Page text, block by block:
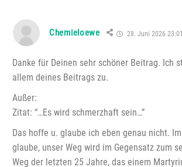
Chemieloewe 28. Juni 2026 23:01
Danke für Deinen sehr schöner Beitrag. Ich
allem deines Beitrags zu.
Außer:
Zitat: “…Es wird schmerzhaft sein…”
Das hoffe u. glaube ich eben genau nicht.
glaube, unser Weg wird im Gegensatz zum
Weg der letzten 25 Jahre, das einem